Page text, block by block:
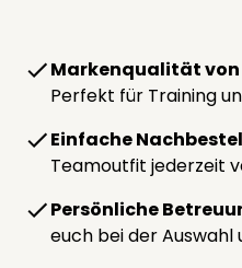
Markenqualität von
Perfekt für Training
Einfache
Teamoutfit jederzeit
Persönliche
euch bei der Auswahl